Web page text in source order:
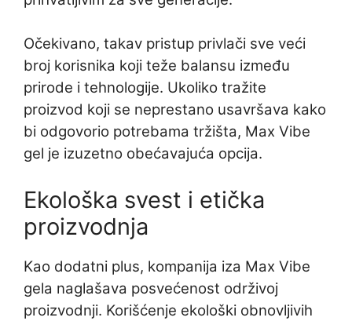
Očekivano, takav pristup privlači sve veći
broj korisnika koji teže balansu između
prirode i tehnologije. Ukoliko tražite
proizvod koji se neprestano usavršava kako
bi odgovorio potrebama tržišta, Max Vibe
gel je izuzetno obećavajuća opcija.
Ekološka svest i etička
proizvodnja
Kao dodatni plus, kompanija iza Max Vibe
gela naglašava posvećenost održivoj
proizvodnji. Korišćenje ekološki obnovljivih